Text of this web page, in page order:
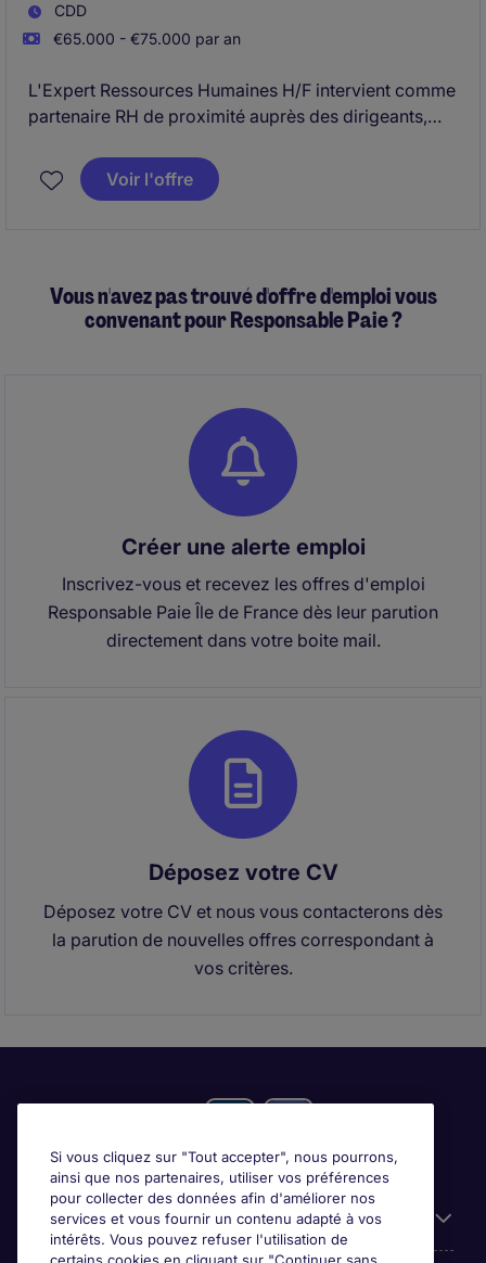
CDD
€65.000 - €75.000 par an
L'Expert Ressources Humaines H/F intervient comme
partenaire RH de proximité auprès des dirigeants,
problématiques opérationnelles, organisationnelles,
managériales et sociojuridiques.
Voir l'offre
Vous n'avez pas trouvé d'offre d'emploi vous
convenant pour Responsable Paie ?
Créer une alerte emploi
Inscrivez-vous et recevez les offres d'emploi
Responsable Paie Île de France dès leur parution
directement dans votre boite mail.
Déposez votre CV
Déposez votre CV et nous vous contacterons dès
la parution de nouvelles offres correspondant à
vos critères.
Candidats
Si vous cliquez sur "Tout accepter", nous pourrons,
ainsi que nos partenaires, utiliser vos préférences
pour collecter des données afin d'améliorer nos
services et vous fournir un contenu adapté à vos
intérêts. Vous pouvez refuser l'utilisation de